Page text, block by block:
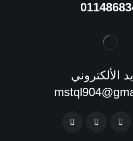
الألكتروني